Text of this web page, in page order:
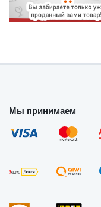
Мы принимаем